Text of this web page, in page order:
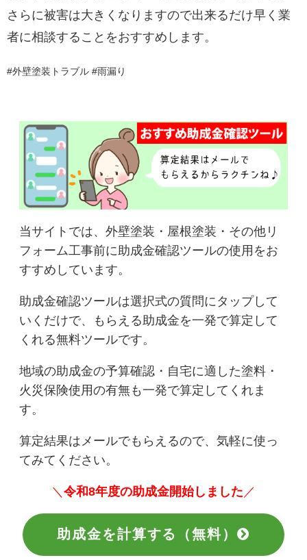
さらに被害は大きくなりますので出来るだけ早く業
者に相談することをおすすめします。
#外壁塗装トラブル #雨漏り
当サイトでは、外壁塗装・屋根塗装・その他リ
フォーム工事前に助成金確認ツールの使用をお
すすめしています。
助成金確認ツールは選択式の質問にタップして
いくだけで、もらえる助成金を一発で算定して
くれる無料ツールです。
地域の助成金の予算確認・自宅に適した塗料・
火災保険使用の有無も一発で算定してくれま
す。
算定結果はメールでもらえるので、気軽に使っ
てみてください。
＼ 令和8年度の助成金開始しました ／
助成金を計算する（無料）